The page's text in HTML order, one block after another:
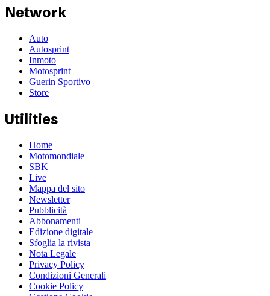
Network
Auto
Autosprint
Inmoto
Motosprint
Guerin Sportivo
Store
Utilities
Home
Motomondiale
SBK
Live
Mappa del sito
Newsletter
Pubblicità
Abbonamenti
Edizione digitale
Sfoglia la rivista
Nota Legale
Privacy Policy
Condizioni Generali
Cookie Policy